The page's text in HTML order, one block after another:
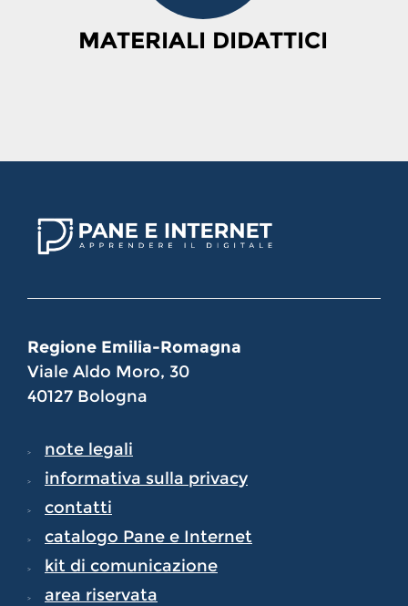
MATERIALI DIDATTICI
Regione Emilia-Romagna
Viale Aldo Moro, 30
40127 Bologna
note legali
informativa sulla privacy
contatti
catalogo Pane e Internet
kit di comunicazione
area riservata